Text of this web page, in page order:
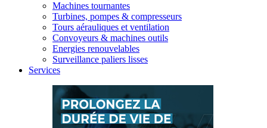
Machines tournantes
Turbines, pompes & compresseurs
Tours aérauliques et ventilation
Convoyeurs & machines outils
Energies renouvelables
Surveillance paliers lisses
Services